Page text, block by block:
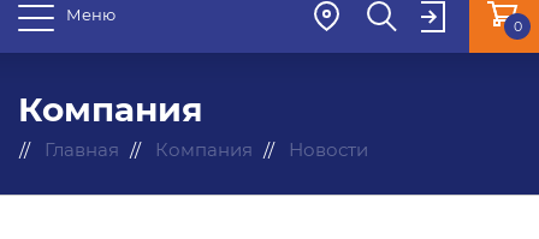
Меню
0
Компания
Главная Компания Новости